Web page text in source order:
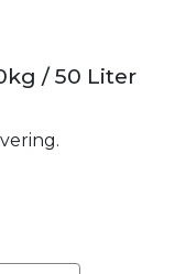
/ 50 Liter